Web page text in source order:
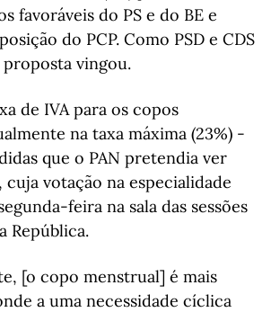
favoráveis do PS e do BE e
do PCP. Como PSD e CDS
proposta vingou.
de IVA para os copos
na taxa máxima (23%) -
que o PAN pretendia ver
votação na especialidade
feira na sala das sessões
República.
[o copo menstrual] é mais
a uma necessidade cíclica